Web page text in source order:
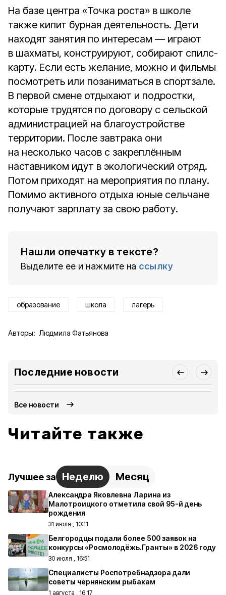
На базе центра «Точка роста» в школе
также кипит бурная деятельность. Дети
находят занятия по интересам — играют
в шахматы, конструируют, собирают спилс-
карту. Если есть желание, можно и фильмы
посмотреть или позаниматься в спортзале.
В первой смене отдыхают и подростки,
которые трудятся по договору с сельской
администрацией на благоустройстве
территории. После завтрака они
на несколько часов с закреплённым
наставником идут в экологический отряд.
Потом приходят на мероприятия по плану.
Помимо активного отдыха юные сельчане
получают зарплату за свою работу.
Нашли опечатку в тексте?
Выделите ее и нажмите на ссылку
образование школа лагерь
Авторы: Людмила Фатьянова
Последние новости
Все новости
Читайте также
Лучшее за Неделю Месяц
Александра Яковлевна Ларина из
Малотроицкого отметила свой 95-й день
рождения
31 июля , 10:11
Белгородцы подали более 500 заявок на
конкурсы «Росмолодёжь.Гранты» в 2026 году
30 июля , 16:51
Специалисты Роспотребнадзора дали
советы чернянским рыбакам
1 августа , 16:17